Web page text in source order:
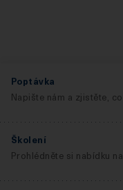
Poptávka
Napište nám a zjistěte,
Školení
Prohlédněte si nabídku